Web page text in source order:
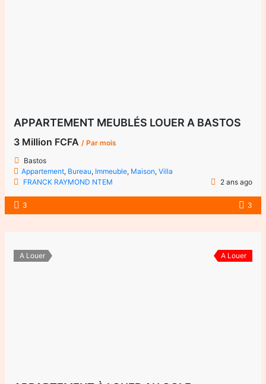
APPARTEMENT MEUBLÉS LOUER A BASTOS
3 Million FCFA/ Par mois
Bastos
Appartement, Bureau, Immeuble, Maison,Villa
FRANCK RAYMOND NTEM
2 ans ago
3 3
A Louer A Louer